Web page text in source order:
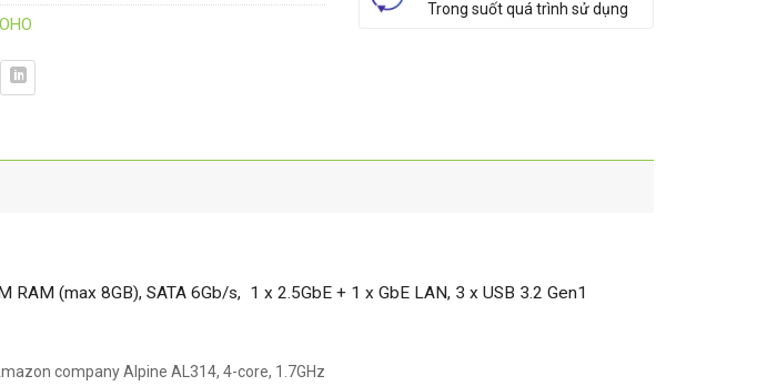
Trong suốt quá trình sử dụng
(max 8GB), SATA 6Gb/s, 1 x 2.5GbE + 1 x GbE LAN, 3 x USB 3.2 Gen1
company Alpine AL314, 4-core, 1.7GHz